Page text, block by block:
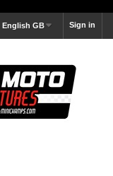
Sign in
English GB